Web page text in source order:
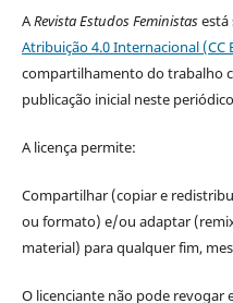
ARevista Estudos Feministasestá
Atribuição 4.0 Internacional (CC
compartilhamento do trabalho
publicação inicial neste
A licença permite:
Compartilhar (copiar e
ou formato) e/ou adaptar
material) para qualquer fim,
O licenciante não pode revogar